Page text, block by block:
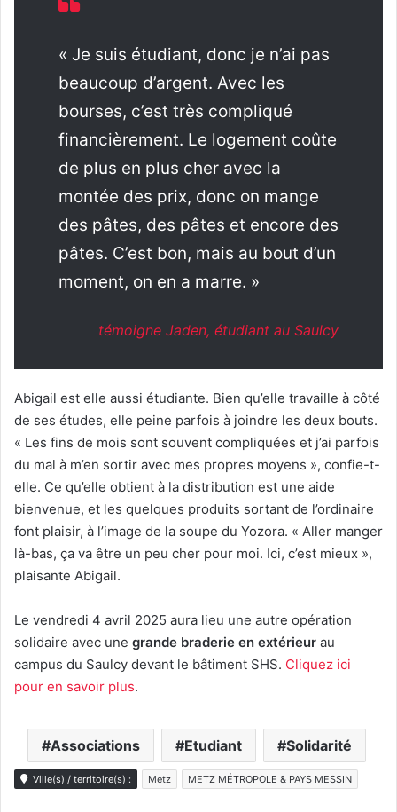
« Je suis étudiant, donc je n’ai pas
beaucoup d’argent. Avec les
bourses, c’est très compliqué
financièrement. Le logement coûte
de plus en plus cher avec la
montée des prix, donc on mange
des pâtes, des pâtes et encore des
pâtes. C’est bon, mais au bout d’un
moment, on en a marre. »
témoigne Jaden, étudiant au Saulcy
Abigail est elle aussi étudiante. Bien qu’elle travaille à côté
de ses études, elle peine parfois à joindre les deux bouts.
« Les fins de mois sont souvent compliquées et j’ai parfois
du mal à m’en sortir avec mes propres moyens », confie-t-
elle. Ce qu’elle obtient à la distribution est une aide
bienvenue, et les quelques produits sortant de l’ordinaire
font plaisir, à l’image de la soupe du Yozora. « Aller manger
là-bas, ça va être un peu cher pour moi. Ici, c’est mieux »,
plaisante Abigail.
Le vendredi 4 avril 2025 aura lieu une autre opération
solidaire avec une grande braderie en extérieur au
campus du Saulcy devant le bâtiment SHS. Cliquez ici
pour en savoir plus.
Associations Etudiant Solidarité
Ville(s) / territoire(s) : Metz METZ MÉTROPOLE & PAYS MESSIN